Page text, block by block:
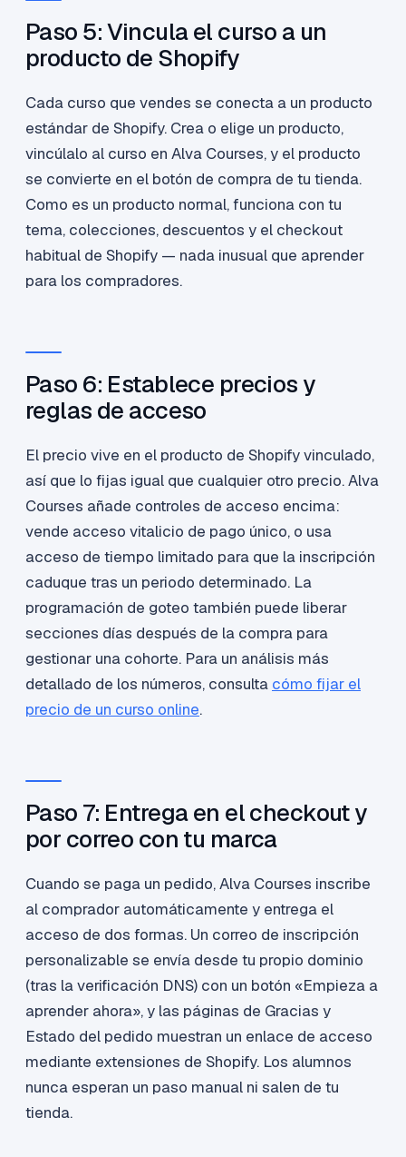
Paso 5: Vincula el curso a un
producto de Shopify
Cada curso que vendes se conecta a un producto
estándar de Shopify. Crea o elige un producto,
vincúlalo al curso en Alva Courses, y el producto
se convierte en el botón de compra de tu tienda.
Como es un producto normal, funciona con tu
tema, colecciones, descuentos y el checkout
habitual de Shopify — nada inusual que aprender
para los compradores.
Paso 6: Establece precios y
reglas de acceso
El precio vive en el producto de Shopify vinculado,
así que lo fijas igual que cualquier otro precio. Alva
Courses añade controles de acceso encima:
vende acceso vitalicio de pago único, o usa
acceso de tiempo limitado para que la inscripción
caduque tras un periodo determinado. La
programación de goteo también puede liberar
secciones días después de la compra para
gestionar una cohorte. Para un análisis más
detallado de los números, consulta cómo fijar el
precio de un curso online.
Paso 7: Entrega en el checkout y
por correo con tu marca
Cuando se paga un pedido, Alva Courses inscribe
al comprador automáticamente y entrega el
acceso de dos formas. Un correo de inscripción
personalizable se envía desde tu propio dominio
(tras la verificación DNS) con un botón «Empieza a
aprender ahora», y las páginas de Gracias y
Estado del pedido muestran un enlace de acceso
mediante extensiones de Shopify. Los alumnos
nunca esperan un paso manual ni salen de tu
tienda.